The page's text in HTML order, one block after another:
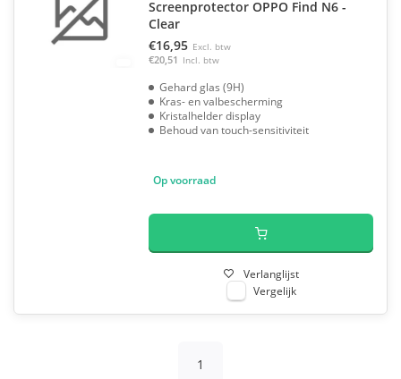
Screenprotector OPPO Find N6 -
Clear
€16,95 Excl. btw
€20,51 Incl. btw
Gehard glas (9H)
Kras- en valbescherming
Kristalhelder display
Behoud van touch-sensitiviteit
Op voorraad
Verlanglijst
Vergelijk
1